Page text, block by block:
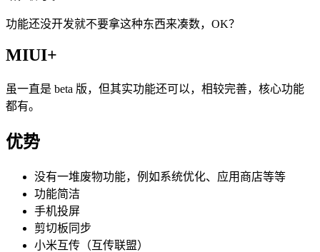
功能还没开发就不要拿这种东西来凑数，OK？
MIUI+
虽一直是 beta 版，但其实功能还可以，相较完善，核心功能
都有。
优势
没有一堆废物功能，例如系统优化、应用商店等等
功能简洁
手机投屏
剪切板同步
小米互传（互传联盟）